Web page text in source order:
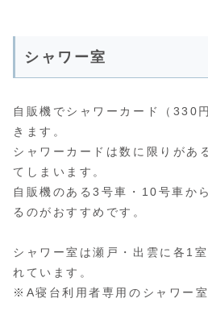
シャワー室
自販機でシャワーカード（330
きます。
シャワーカードは数に限りがあ
てしまいます。
自販機のある3号車・10号車か
るのがおすすめです。
シャワー室は瀬戸・出雲に各1
れています。
※A寝台利用者専用のシャワー